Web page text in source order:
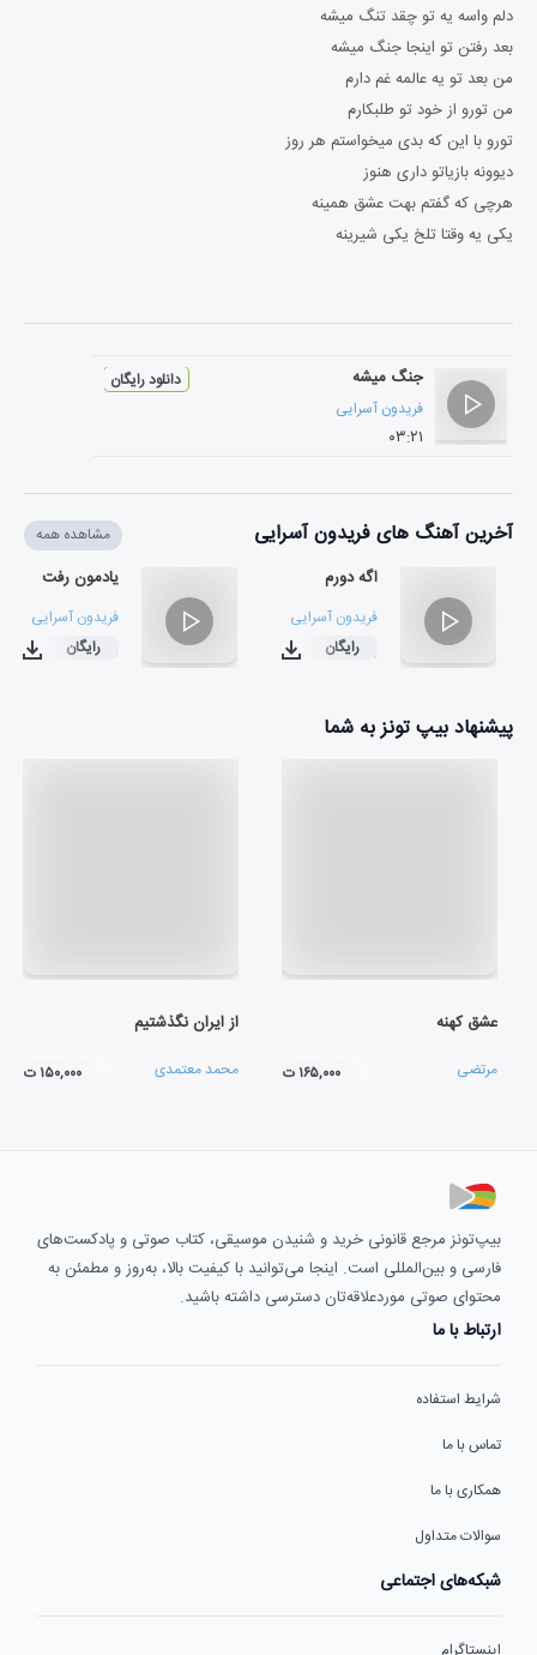
دلم واسه یه تو چقد تنگ میشه
بعد رفتن تو اینجا جنگ میشه
من بعد تو یه عالمه غم دارم
من تورو از خود تو طلبکارم
تورو با این که بدی میخواستم هر روز
دیوونه بازیاتو داری هنوز
هرچی که گفتم بهت عشق همینه
یکی یه وقتا تلخ یکی شیرینه
جنگ میشه
فریدون آسرایی
۰۳:۲۱
دانلود رایگان
آخرین آهنگ های فریدون آسرایی مشاهده همه
اگه دورم
فریدون آسرایی
۰۳:۰۹رایگان
یادمون رفت
فریدون آسرایی
۰۳:۳۰
رایگان
پیشنهاد بیپ تونز به شما
عشق کهنه
مرتضی ۱۶۵,۰۰۰ ت
از ایران نگذشتیم
محمد معتمدی ۱۵۰,۰۰۰ ت
بیپ‌تونز مرجع قانونی خرید و شنیدن موسیقی، کتاب صوتی و پادکست‌های
فارسی و بین‌المللی است. اینجا می‌توانید با کیفیت بالا، به‌روز و مطمئن به
محتوای صوتی موردعلاقه‌تان دسترسی داشته باشید.
ارتباط با ما
شرایط استفاده
تماس با ما
همکاری با ما
سوالات متداول
شبکه‌های اجتماعی
اینستاگرام